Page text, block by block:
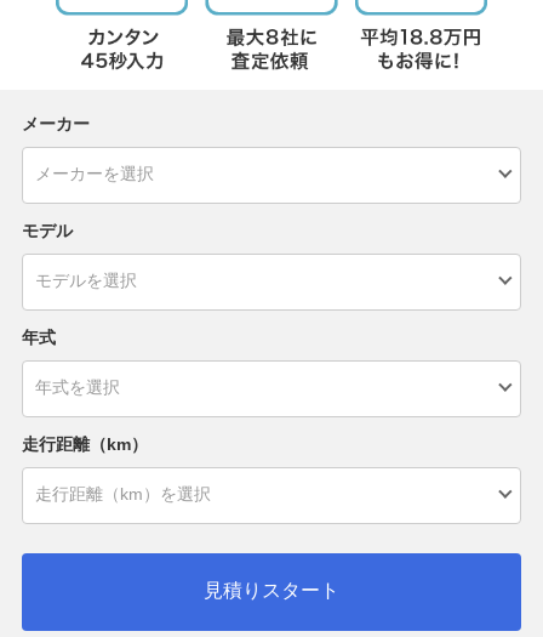
メーカー
モデル
年式
走行距離（km）
見積りスタート